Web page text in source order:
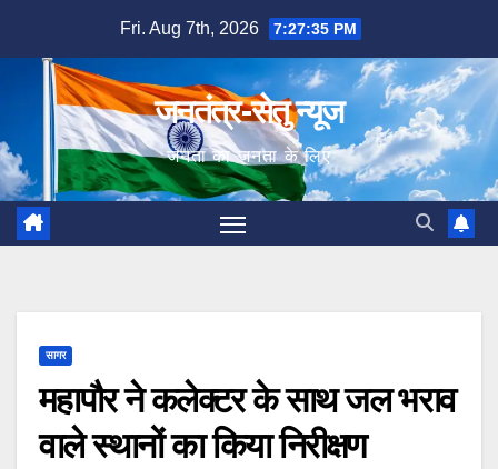
content
Fri. Aug 7th, 2026 7:27:36 PM
जनतंत्र-सेतु न्यूज
जनता का जनता के लिए
सागर
महापौर ने कलेक्टर के साथ जल भराव
वाले स्थानों का किया निरीक्षण